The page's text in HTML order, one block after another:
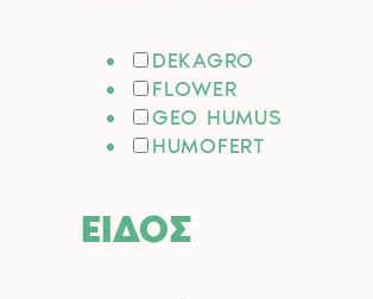
DEKAGRO
FLOWER
GEO HUMUS
HUMOFERT
ΕΙΔΟΣ